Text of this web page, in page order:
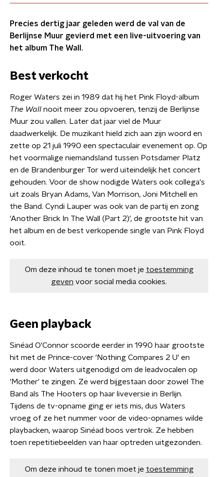
Precies dertig jaar geleden werd de val van de
Berlijnse Muur gevierd met een live-uitvoering van
het album The Wall.
Best verkocht
Roger Waters zei in 1989 dat hij het Pink Floyd-album
The Wall nooit meer zou opvoeren, tenzij de Berlijnse
Muur zou vallen. Later dat jaar viel de Muur
daadwerkelijk. De muzikant hield zich aan zijn woord en
zette op 21 juli 1990 een spectaculair evenement op. Op
het voormalige niemandsland tussen Potsdamer Platz
en de Brandenburger Tor werd uiteindelijk het concert
gehouden. Voor de show nodigde Waters ook collega's
uit zoals Bryan Adams, Van Morrison, Joni Mitchell en
the Band. Cyndi Lauper was ook van de partij en zong
'Another Brick In The Wall (Part 2)', de grootste hit van
het album en de best verkopende single van Pink Floyd
ooit.
Om deze inhoud te tonen moet je toestemming
geven voor social media cookies.
Geen playback
Sinéad O'Connor scoorde eerder in 1990 haar grootste
hit met de Prince-cover 'Nothing Compares 2 U' en
werd door Waters uitgenodigd om de leadvocalen op
'Mother' te zingen. Ze werd bijgestaan door zowel The
Band als The Hooters op haar liveversie in Berlijn.
Tijdens de tv-opname ging er iets mis, dus Waters
vroeg of ze het nummer voor de video-opnames wilde
playbacken, waarop Sinéad boos vertrok. Ze hebben
toen repetitiebeelden van haar optreden uitgezonden.
Om deze inhoud te tonen moet je toestemming